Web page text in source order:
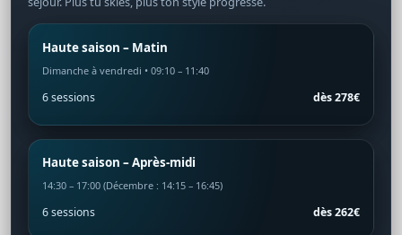
Haute saison – Matin
Dimanche à vendredi • 09:10 – 11:40
6 sessions dès 278€
Haute saison – Après-midi
14:30 – 17:00 (Décembre : 14:15 – 16:45)
6 sessions dès 262€